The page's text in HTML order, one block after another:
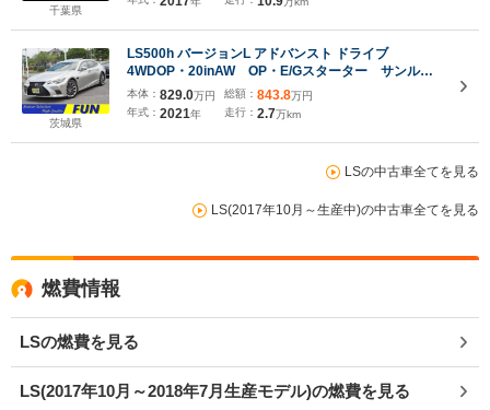
千葉県
ンテリア&エクステリア
茨城県
LS500h バージョンL アドバンスト ドライブ
4WDOP・20inAW OP・E/Gスターター サンルー
フ セーフティシステムプラスA チームメイト D
インナーミラー HUD BSM 全周囲 マクレビ
12.3inタッチディスプレイ ハンズフリーPトラン
ク 黒革シート
本体： 829.0万円
年式： 2021年
総額： 843.8万円
走行： 2.7万km
LSの中古車全てを見る
LS(2017年10月～生産中)の中古車全てを見る
燃費情報
LSの燃費を見る
LS(2017年10月～2018年7月生産モデル)の燃費を見る